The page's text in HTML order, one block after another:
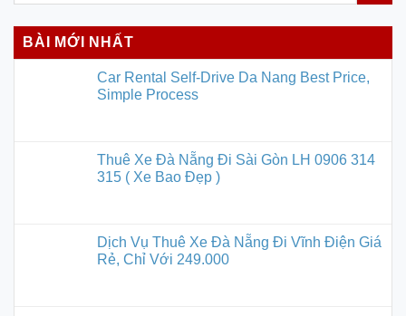
BÀI MỚI NHẤT
Car Rental Self-Drive Da Nang Best Price,
Simple Process
Thuê Xe Đà Nẵng Đi Sài Gòn LH 0906 314
315 ( Xe Bao Đẹp )
Dịch Vụ Thuê Xe Đà Nẵng Đi Vĩnh Điện Giá
Rẻ, Chỉ Với 249.000